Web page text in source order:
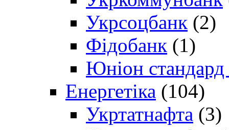
Укрсоцбанк (2)
Фідобанк (1)
Юніон стандард
Енергетіка (104)
Укртатнафта (3)